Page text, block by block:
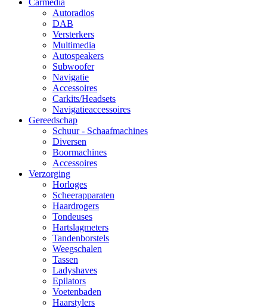
Carmedia
Autoradios
DAB
Versterkers
Multimedia
Autospeakers
Subwoofer
Navigatie
Accessoires
Carkits/Headsets
Navigatieaccessoires
Gereedschap
Schuur - Schaafmachines
Diversen
Boormachines
Accessoires
Verzorging
Horloges
Scheerapparaten
Haardrogers
Tondeuses
Hartslagmeters
Tandenborstels
Weegschalen
Tassen
Ladyshaves
Epilators
Voetenbaden
Haarstylers